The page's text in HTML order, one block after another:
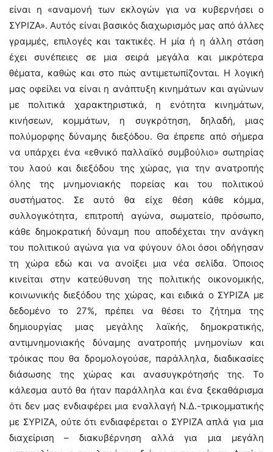
είναι η «αναμονή των εκλογών για να κυβερνήσει ο
ΣΥΡΙΖΑ». Αυτός είναι βασικός διαχωρισμός μας από άλλες
γραμμές, επιλογές και τακτικές. Η μία ή η άλλη στάση
έχει συνέπειες σε μια σειρά μεγάλα και μικρότερα
θέματα, καθώς και στο πώς αντιμετωπίζονται. Η λογική
μας οφείλει να είναι η ανάπτυξη κινημάτων και αγώνων
με πολιτικά χαρακτηριστικά, η ενότητα κινημάτων,
κινήσεων, κομμάτων, η συγκρότηση, δηλαδή, μιας
πολύμορφης δύναμης διεξόδου. Θα έπρεπε από σήμερα
να υπάρχει ένα «εθνικό παλλαϊκό συμβούλιο» σωτηρίας
του λαού και διεξόδου της χώρας, για την ανατροπής
όλης της μνημονιακής πορείας και του πολιτικού
συστήματος. Σε αυτό θα είχε θέση κάθε κόμμα,
συλλογικότητα, επιτροπή αγώνα, σωματείο, πρόσωπο,
κάθε δημοκρατική δύναμη που αποδέχεται την ανάγκη
του πολιτικού αγώνα για να φύγουν όλοι όσοι οδήγησαν
τη χώρα εδώ και να ανοίξει μια νέα σελίδα. Όποιος
κινείται στην κατεύθυνση της πολιτικής οικονομικής,
κοινωνικής διεξόδου της χώρας, και ειδικά ο ΣΥΡΙΖΑ με
δεδομένο το 27%, πρέπει να θέσει το ζήτημα της
δημιουργίας μιας μεγάλης λαϊκής, δημοκρατικής,
αντιμνημονιακής δύναμης ανατροπής μνημονίων και
τρόικας που θα δρομολογούσε, παράλληλα, διαδικασίες
διάσωσης της χώρας και ανασυγκρότησής της. Το
κάλεσμα αυτό θα ήταν παράλληλα και ένα ξεκαθάρισμα
ότι δεν μας ενδιαφέρει μια εναλλαγή Ν.Δ.-τρικομματικής
με ΣΥΡΙΖΑ, ούτε ότι ενδιαφέρεται ο ΣΥΡΙΖΑ απλά για μια
διαχείριση – διακυβέρνηση αλλά για μια μεγάλη